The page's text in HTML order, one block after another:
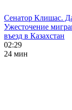
Сенатор Клишас.
Ужесточение
въезд в Казахстан
02:29
24 мин